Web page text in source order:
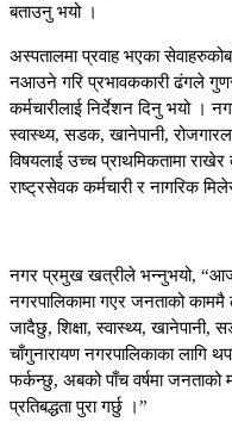
बताउनु भयो ।
अस्पतालमा प्रवाह भएका
नआउने गरि प्रभावककारी ढंगले
कर्मचारीलाई निर्देशन दिनु भयो ।
स्वास्थ्य, सडक, खानेपानी,
विषयलाई उच्च प्राथमिकतामा
राष्ट्रसेवक कर्मचारी र नागरिक
नगर प्रमुख खत्रीले भन्नुभयो,
नगरपालिकामा गएर जनताको
जादैछु, शिक्षा, स्वास्थ्य, खानेपानी,
चाँगुनारायण नगरपालिकाका लागि
फर्कन्छु, अबको पाँच वर्षमा
प्रतिबद्धता पुरा गर्छु ।”